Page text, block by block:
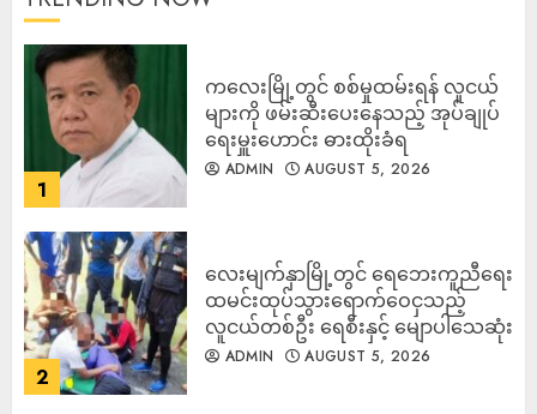
1
ကလေးမြို့တွင် စစ်မှုထမ်းရန် လူငယ်
များကို ဖမ်းဆီးပေးနေသည့် အုပ်ချုပ်
ရေးမှူးဟောင်း ဓားထိုးခံရ
ADMIN AUGUST 5, 2026
2
လေးမျက်နှာမြို့တွင် ရေဘေးကူညီရေး
ထမင်းထုပ်သွားရောက်ဝေငှသည့်
လူငယ်တစ်ဦး ရေစီးနှင့် မျောပါသေဆုံး
ADMIN AUGUST 5, 2026